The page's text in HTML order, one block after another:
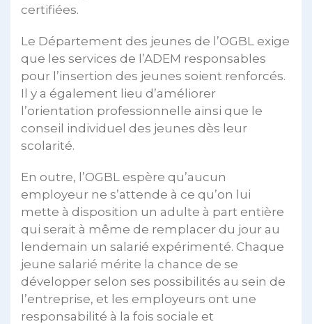
certifiées.
Le Département des jeunes de l’OGBL exige
que les services de l’ADEM responsables
pour l’insertion des jeunes soient renforcés.
Il y a également lieu d’améliorer
l’orientation professionnelle ainsi que le
conseil individuel des jeunes dès leur
scolarité.
En outre, l’OGBL espère qu’aucun
employeur ne s’attende à ce qu’on lui
mette à disposition un adulte à part entière
qui serait à même de remplacer du jour au
lendemain un salarié expérimenté. Chaque
jeune salarié mérite la chance de se
développer selon ses possibilités au sein de
l’entreprise, et les employeurs ont une
responsabilité à la fois sociale et